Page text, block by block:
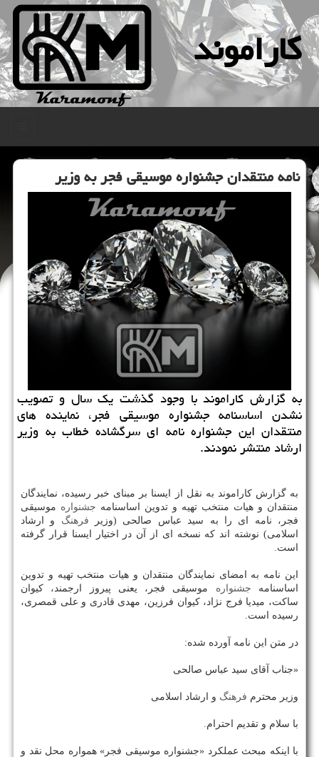
كاراموند
نامه منتقدان جشنواره موسیقی فجر به وزیر
به گزارش كاراموند با وجود گذشت یك سال و تصویب
نشدن اساسنامه جشنواره موسیقی فجر، نماینده های
منتقدان این جشنواره نامه ای سرگشاده خطاب به وزیر
ارشاد منتشر نمودند.
به گزارش كاراموند به نقل از ایسنا بر مبنای خبر رسیده، نمایندگان
منتقدان و هیات منتخب تهیه و تدوین اساسنامه جشنواره موسیقی
فجر، نامه ای را به سید عباس صالحی (وزیر فرهنگ و ارشاد
اسلامی) نوشته اند كه نسخه ای از آن در اختیار ایسنا قرار گرفته
است.
این نامه به امضای نمایندگان منتقدان و هیات منتخب تهیه و تدوین
اساسنامه جشنواره موسیقی فجر، یعنی پیروز ارجمند، كیوان
ساكت، میدیا فرج نژاد، كیوان فرزین، مهدی قادری و علی قمصری،
رسیده است.
در متن این نامه آورده شده:
«جناب آقای سید عباس صالحی
وزیر محترم فرهنگ و ارشاد اسلامی
با سلام و تقدیم احترام.
با اینكه مبحث عملكرد «جشنواره موسیقی فجر» همواره محل نقد و